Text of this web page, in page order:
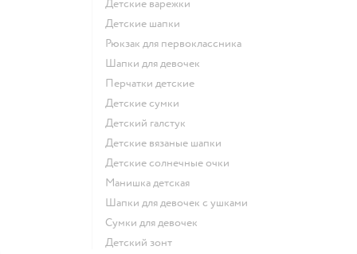
Детские варежки
Детские шапки
Рюкзак для первоклассника
Шапки для девочек
Перчатки детские
Детские сумки
Детский галстук
Детские вязаные шапки
Детские солнечные очки
Манишка детская
Шапки для девочек с ушками
Сумки для девочек
Детский зонт